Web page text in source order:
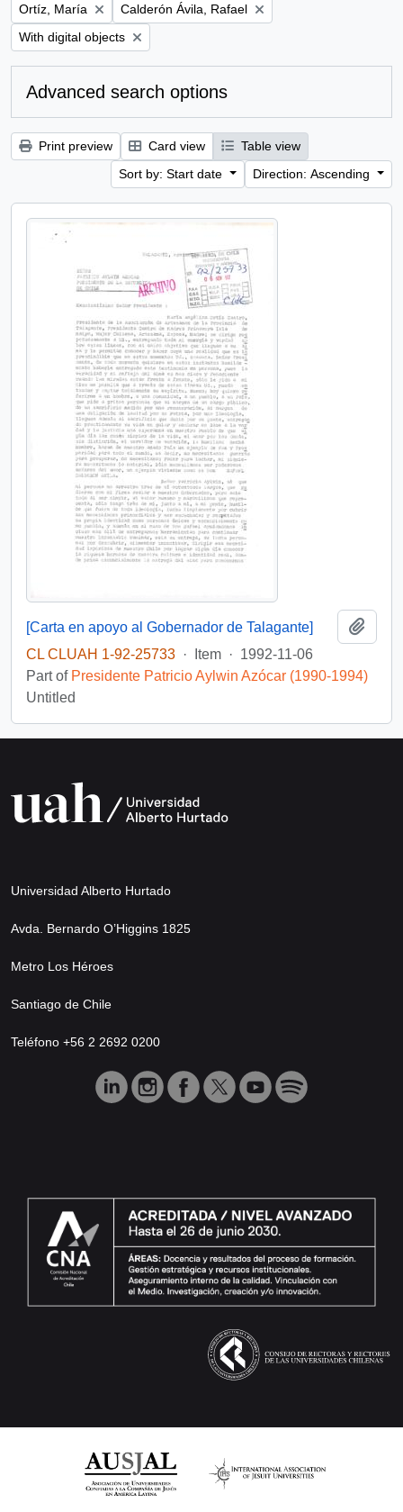
Remove filter:
Ortíz, María Remove filter:
Calderón Ávila, Rafael
Remove filter:
With digital objects
Advanced search options
Print preview Card view
Table view
Sort by: Start date
Direction: Ascending
[Carta en apoyo al Gobernador de Talagante]
CL CLUAH 1-92-25733 · Item · 1992-11-06
Part of Presidente Patricio Aylwin Azócar (1990-1994)
Untitled
Universidad Alberto Hurtado
Avda. Bernardo O’Higgins 1825
Metro Los Héroes
Santiago de Chile
Teléfono +56 2 2692 0200